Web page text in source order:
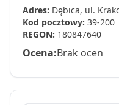
Adres: Dębica, ul.
Kod pocztowy: 39-200
REGON: 180847640
Ocena:Brak ocen